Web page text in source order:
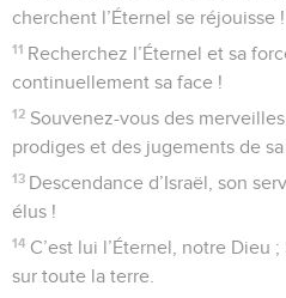
cherchent l’Éternel se réjouisse !
11 Recherchez l’Éternel et sa
continuellement sa face !
12 Souvenez-vous des
prodiges et des jugements de sa
13 Descendance d’Israël, son
élus !
14 C’est lui l’Éternel, notre Dieu
sur toute la terre.